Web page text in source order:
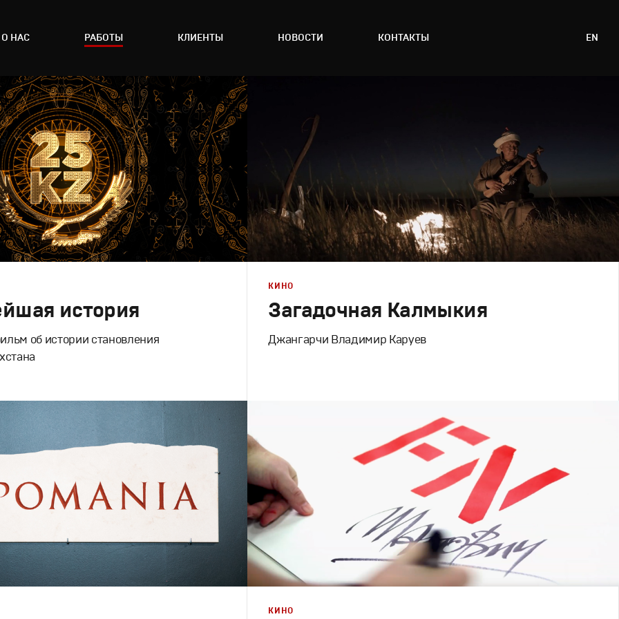
О НАС РАБОТЫ КЛИЕНТЫ НОВОСТИ КОНТАКТЫ EN
история
об истории становления
Моушн-дизайн,Документальное
Загадочная Калмыкия
Джангарчи Владимир Каруев
Документальное
КИНО
КИНО